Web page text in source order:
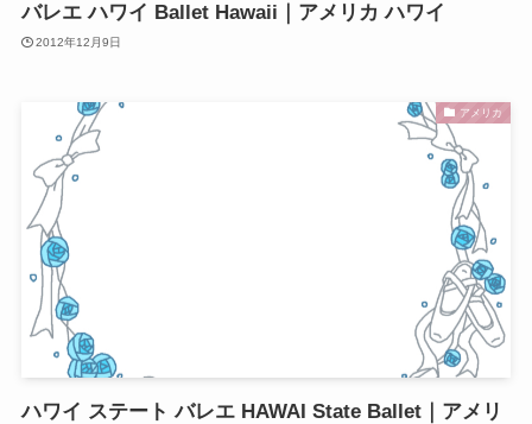
バレエ ハワイ Ballet Hawaii｜アメリカ ハワイ
2012年12月9日
アメリカ
ハワイ ステート バレエ HAWAI State Ballet｜アメリ